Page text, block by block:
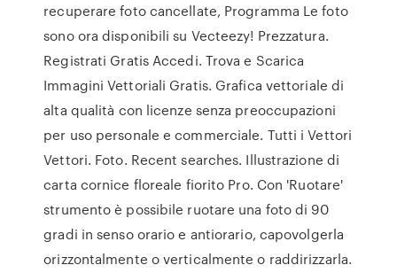
recuperare foto cancellate, Programma Le foto
sono ora disponibili su Vecteezy! Prezzatura.
Registrati Gratis Accedi. Trova e Scarica
Immagini Vettoriali Gratis. Grafica vettoriale di
alta qualità con licenze senza preoccupazioni
per uso personale e commerciale. Tutti i Vettori
Vettori. Foto. Recent searches. Illustrazione di
carta cornice floreale fiorito Pro. Con 'Ruotare'
strumento è possibile ruotare una foto di 90
gradi in senso orario e antiorario, capovolgerla
orizzontalmente o verticalmente o raddirizzarla.